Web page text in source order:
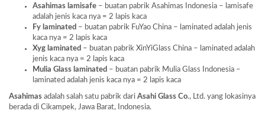
Asahimas lamisafe – buatan pabrik Asahimas Indonesia – lamisafe
adalah jenis kaca nya = 2 lapis kaca
Fy laminated – buatan pabrik FuYao China – laminated adalah jenis
kaca nya = 2 lapis kaca
Xyg laminated – buatan pabrik XinYiGlass China – laminated adalah
jenis kaca nya = 2 lapis kaca
Mulia Glass laminated – buatan pabrik Mulia Glass Indonesia –
laminated adalah jenis kaca nya = 2 lapis kaca
Asahimas adalah salah satu pabrik dari Asahi Glass Co., Ltd. yang lokasinya
berada di Cikampek, Jawa Barat, Indonesia.